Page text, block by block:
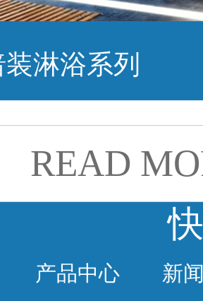
装淋浴系列
READ
产品中心 新